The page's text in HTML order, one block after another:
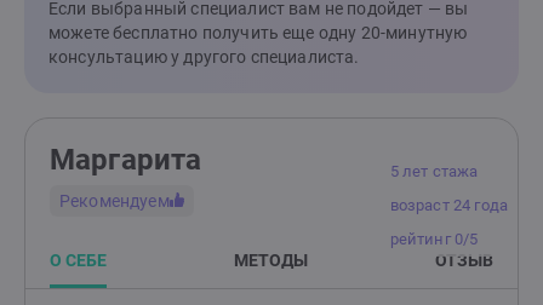
внутренние конфликты, защитные стратегии, а также
язык образов - сны, фантазии, ассоциации. Цель
метода усилить контакт с собой, вернуть ощущение
метод моей работы, в котором я постоянно
совершенствуюсь. Отдельно хочу выделить анализ
снов, где мы исследуем их содержание и ваши
реакции на них, ищем повторяющиеся темы и
возможные триггеры, учимся снижать тревожность,
связанную со сновидениями, и возвращать
ощущение контроля и спокойствия. Как я работаю:
Если выбранный специалист вам не подойдет — вы
можете бесплатно получить еще одну 20-минутную
консультацию у другого специалиста.
5 лет стажа
возраст 24 года
рейтинг 0/5
Маргарита
Рекомендуем
О СЕБЕ МЕТОДЫ ОТЗЫВ